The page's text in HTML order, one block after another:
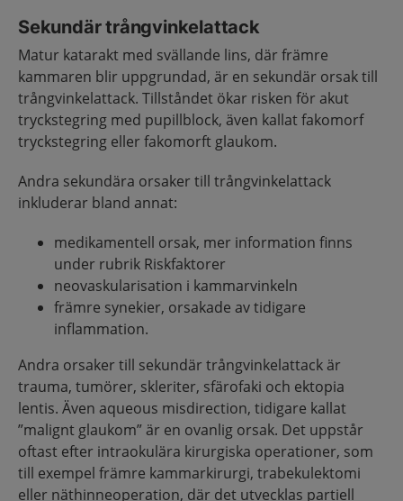
Sekundär trångvinkelattack
Matur katarakt med svällande lins, där främre
kammaren blir uppgrundad, är en sekundär orsak till
trångvinkelattack. Tillståndet ökar risken för akut
tryckstegring med pupillblock, även kallat fakomorf
tryckstegring eller fakomorft glaukom.
Andra sekundära orsaker till trångvinkelattack
inkluderar bland annat:
medikamentell orsak, mer information finns
under rubrik Riskfaktorer
neovaskularisation i kammarvinkeln
främre synekier, orsakade av tidigare
inflammation.
Andra orsaker till sekundär trångvinkelattack är
trauma, tumörer, skleriter, sfärofaki och ektopia
lentis. Även aqueous misdirection, tidigare kallat
”malignt glaukom” är en ovanlig orsak. Det uppstår
oftast efter intraokulära kirurgiska operationer, som
till exempel främre kammarkirurgi, trabekulektomi
eller näthinneoperation, där det utvecklas partiell